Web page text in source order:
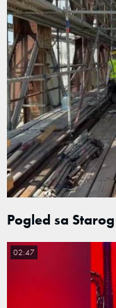
Pogled sa
02:47